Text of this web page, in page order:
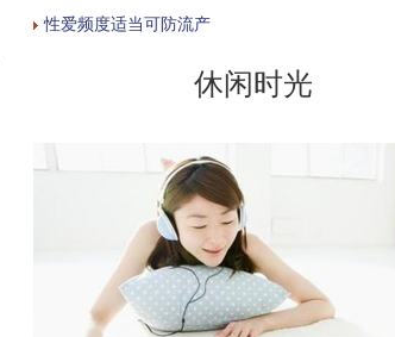
性爱频度适当可防流产
休闲时光